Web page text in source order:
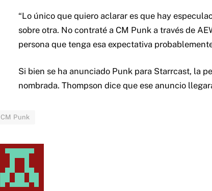
“Lo único que quiero aclarar es que hay
sobre otra. No contraté a CM Punk a través de
persona que tenga esa expectativa
Si bien se ha anunciado Punk para Starrcast, la
nombrada. Thompson dice que ese anuncio
CM Punk